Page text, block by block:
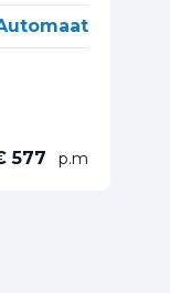
577 p.m